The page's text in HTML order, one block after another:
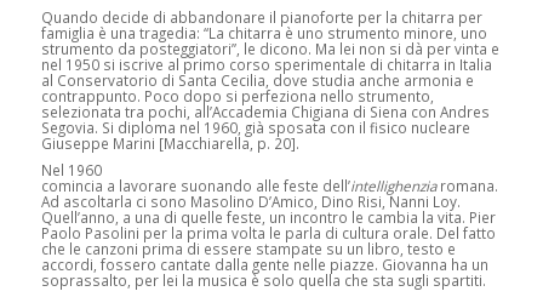
Quando decide di abbandonare il pianoforte per la chitarra per
famiglia è una tragedia: “La chitarra è uno strumento minore, uno
strumento da posteggiatori”, le dicono. Ma lei non si dà per vinta e
nel 1950 si iscrive al primo corso sperimentale di chitarra in Italia
al Conservatorio di Santa Cecilia, dove studia anche armonia e
contrappunto. Poco dopo si perfeziona nello strumento,
selezionata tra pochi, all’Accademia Chigiana di Siena con Andres
Segovia. Si diploma nel 1960, già sposata con il fisico nucleare
Giuseppe Marini [Macchiarella, p. 20].
Nel 1960
comincia a lavorare suonando alle feste dell’intellighenziaromana.
Ad ascoltarla ci sono Masolino D’Amico, Dino Risi, Nanni Loy.
Quell’anno, a una di quelle feste, un incontro le cambia la vita. Pier
Paolo Pasolini per la prima volta le parla di cultura orale. Del fatto
che le canzoni prima di essere stampate su un libro, testo e
accordi, fossero cantate dalla gente nelle piazze. Giovanna ha un
soprassalto, per lei la musica è solo quella che sta sugli spartiti.